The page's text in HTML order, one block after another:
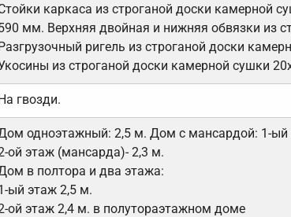
каркаса из строганой доски камерной
мм. Верхняя двойная и нижняя обвязки из
ригель из строганой доски
из строганой доски камерной сушки
гвозди.
одноэтажный: 2,5 м. Дом с мансардой: 1-ый
ой этаж (мансарда)- 2,3 м.
в полтора и два этажа:
ый этаж 2,5 м.
ой этаж 2,4 м. в полутораэтажном доме